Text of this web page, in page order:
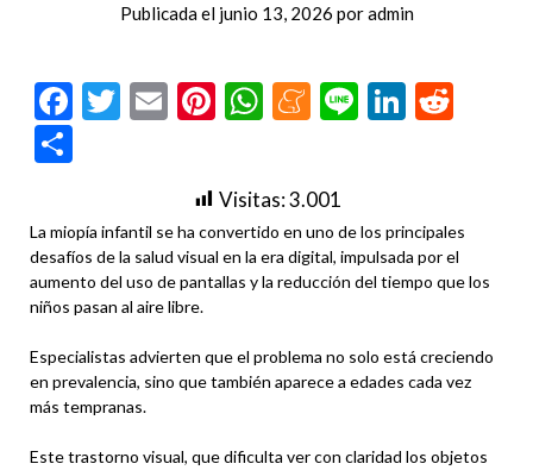
Publicada el junio 13, 2026 poradmin
Facebook
Twitter
EmailPinterest
WhatsApp
Meneame
Line
Visitas:3.001
La miopía infantil se ha convertido en uno de los principales
desafíos de la salud visual en la era digital, impulsada por el
aumento del uso de pantallas y la reducción del tiempo que los
niños pasan al aire libre.
Especialistas advierten que el problema no solo está creciendo
en prevalencia, sino que también aparece a edades cada vez
más tempranas.
Este trastorno visual, que dificulta ver con claridad los objetos